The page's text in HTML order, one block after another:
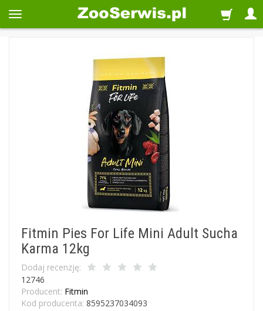
Fitmin Pies For Life Mini Adult Sucha
Karma 12kg
Dodaj recenzję:
12746
Producent: Fitmin
Kod producenta: 8595237034093